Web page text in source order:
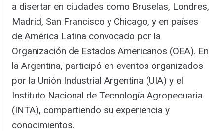
a disertar en ciudades como Bruselas, Londres,
Madrid, San Francisco y Chicago, y en países
de América Latina convocado por la
Organización de Estados Americanos (OEA). En
la Argentina, participó en eventos organizados
por la Unión Industrial Argentina (UIA) y el
Instituto Nacional de Tecnología Agropecuaria
(INTA), compartiendo su experiencia y
conocimientos.